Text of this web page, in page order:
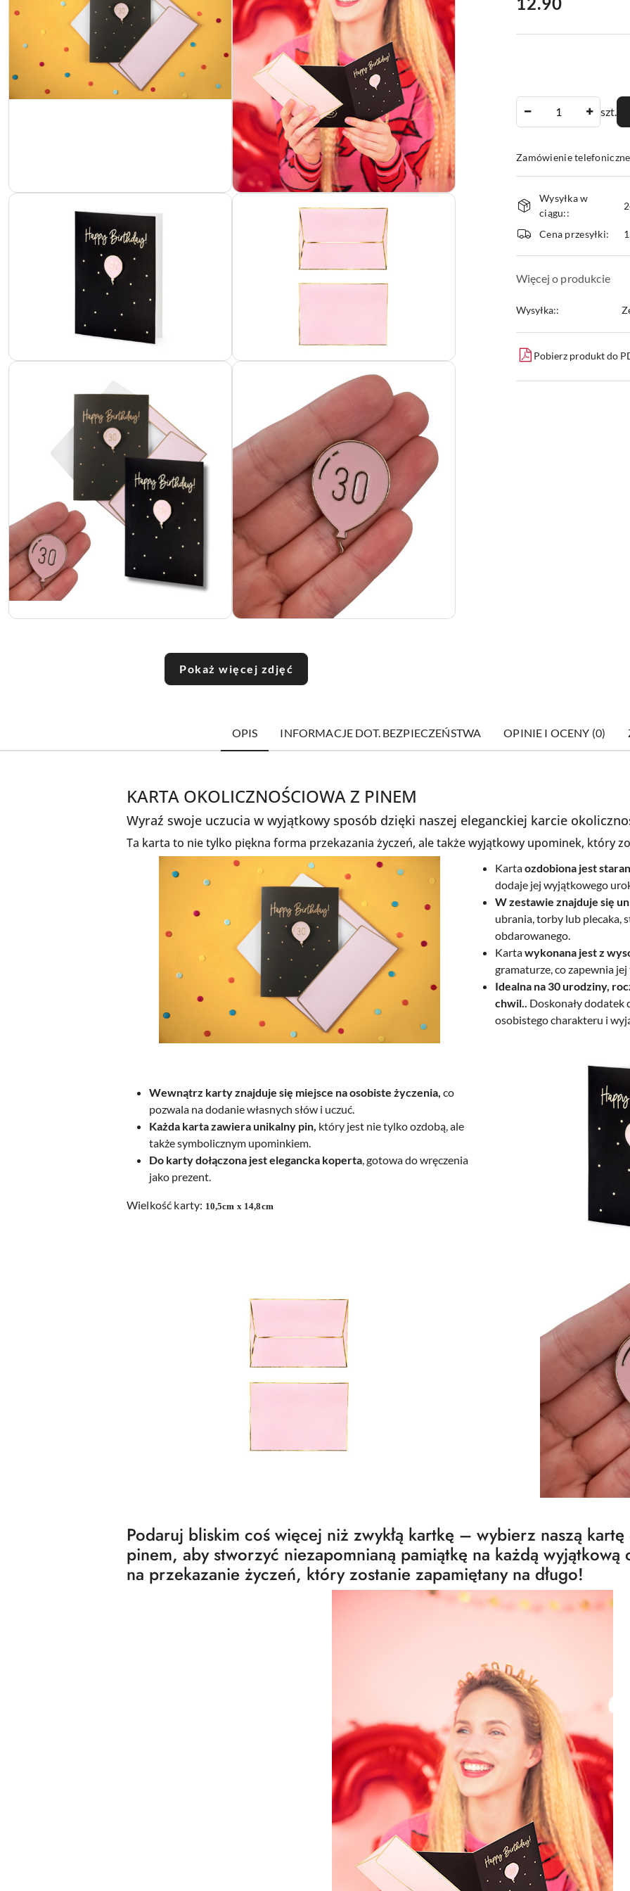
Pokaż więcej zdjęć
szt.
Zamówienie
i
dostawa
Wysyłka w
ciągu::
Cena przesyłki:
Więcej o produkcie
Wysyłka::
Pobierz produkt do
OPIS INFORMACJE DOT. BEZPIECZEŃSTWA OPINIE I OCENY (0)
KARTA OKOLICZNOŚCIOWA Z PINEM
Wyraź swoje uczucia w wyjątkowy sposób dzięki naszej eleganckiej karcie
Ta karta to nie tylko piękna forma przekazania życzeń, ale także wyjątkowy upominek, który
Kartaozdobiona jest
dodaje jej wyjątkowego
W zestawie znajduje się
ubrania, torby lub plecaka,
obdarowanego.
Kartawykonana jest z
gramaturze, co zapewnia
Idealna na 30 urodziny,
chwil.. Doskonały dodatek
osobistego charakteru i
Wewnątrz karty znajduje się miejsce na osobiste życzenia, co
pozwala na dodanie własnych słów i uczuć.
Każda karta zawiera unikalny pin, który jest nie tylko ozdobą, ale
także symbolicznym upominkiem.
Do karty dołączona jest elegancka koperta, gotowa do wręczenia
jako prezent.
Wielkość karty: 10,5cm x 14,8cm
Podaruj bliskim coś więcej niż zwykłą kartkę – wybierz naszą
pinem, aby stworzyć niezapomnianą pamiątkę na każdą wyjątkową
na przekazanie życzeń, który zostanie zapamiętany na długo!